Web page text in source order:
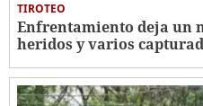
TIROTEO
Enfrentamiento deja un
heridos y varios